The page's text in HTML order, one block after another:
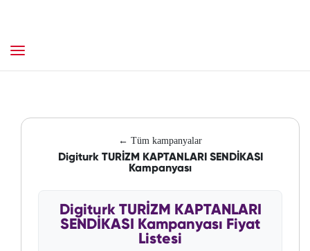
← Tüm kampanyalar
Digiturk TURİZM KAPTANLARI SENDİKASI
Kampanyası
Digiturk TURİZM KAPTANLARI
SENDİKASI Kampanyası Fiyat
Listesi